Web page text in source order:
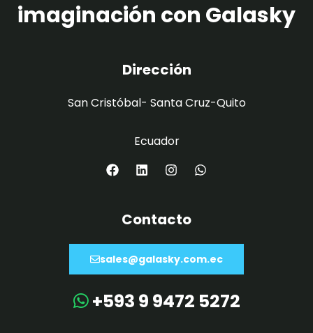
imaginación con Galasky
Dirección
San Cristóbal- Santa Cruz-Quito
Ecuador
Contacto
sales@galasky.com.ec
+593 9 9472 5272